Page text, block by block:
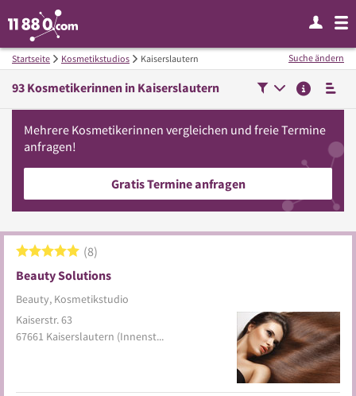
Startseite Kosmetikstudios Kaiserslautern
93 Kosmetikerinnen in Kaiserslautern
Suche ändern
Mehrere Kosmetikerinnen vergleichen und freie Termine
anfragen!
Gratis Termine anfragen
Beauty Solutions
Beauty, Kosmetikstudio
8
Kaiserstr. 63
67661 Kaiserslautern (Innenstadt)